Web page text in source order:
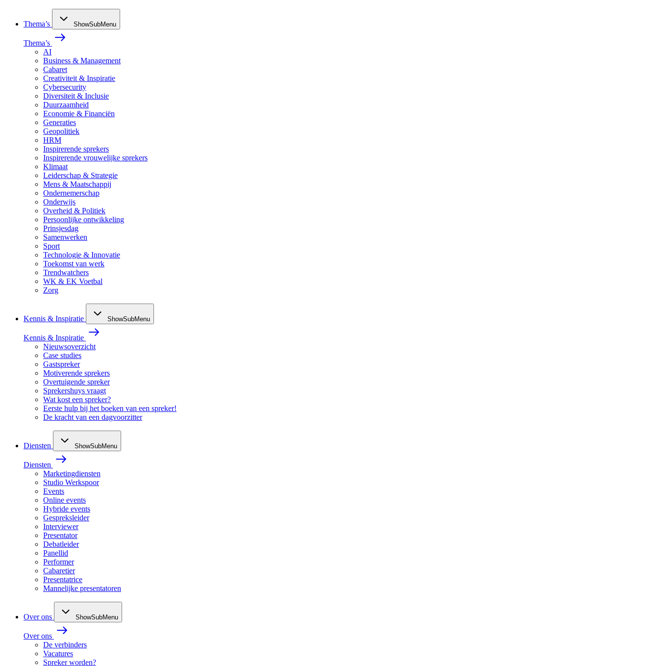
Thema’s ShowSubMenu
Thema’s
AI
Business & Management
Cabaret
Creativiteit & Inspiratie
Cybersecurity
Diversiteit & Inclusie
Duurzaamheid
Economie & Financiën
Generaties
Geopolitiek
HRM
Inspirerende sprekers
Inspirerende vrouwelijke sprekers
Klimaat
Leiderschap & Strategie
Mens & Maatschappij
Ondernemerschap
Onderwijs
Overheid & Politiek
Persoonlijke ontwikkeling
Prinsjesdag
Samenwerken
Sport
Technologie & Innovatie
Toekomst van werk
Trendwatchers
WK & EK Voetbal
Zorg
Kennis & Inspiratie ShowSubMenu
Kennis & Inspiratie
Nieuwsoverzicht
Case studies
Gastspreker
Motiverende sprekers
Overtuigende spreker
Sprekershuys vraagt
Wat kost een spreker?
Eerste hulp bij het boeken van een spreker!
De kracht van een dagvoorzitter
Diensten ShowSubMenu
Diensten
Marketingdiensten
Studio Werkspoor
Events
Online events
Hybride events
Gespreksleider
Interviewer
Presentator
Debatleider
Panellid
Performer
Cabaretier
Presentatrice
Mannelijke presentatoren
Over ons ShowSubMenu
Over ons
De verbinders
Vacatures
Spreker worden?